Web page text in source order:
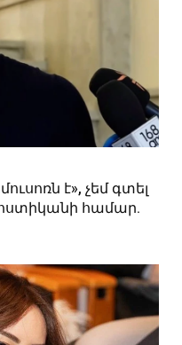
է», չեմ գտել
համար.